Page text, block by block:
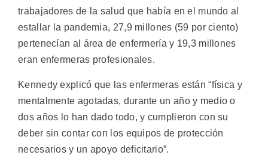
trabajadores de la salud que había en el mundo al
estallar la pandemia, 27,9 millones (59 por ciento)
pertenecían al área de enfermería y 19,3 millones
eran enfermeras profesionales.
Kennedy explicó que las enfermeras están “física y
mentalmente agotadas, durante un año y medio o
dos años lo han dado todo, y cumplieron con su
deber sin contar con los equipos de protección
necesarios y un apoyo deficitario”.